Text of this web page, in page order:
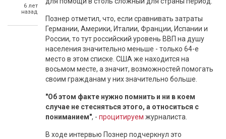
6 лет
назад
Познер отметил, что, если сравнивать затраты
Германии, Америки, Италии, Франции, Испании и
России, то тут российский уровень ВВП на душу
населения значительно меньше - только 64-е
место в этом списке. США же находится на
восьмом месте, а значит, возможностей помогать
своим гражданам у них значительно больше.
"Об этом факте нужно помнить и ни в коем
случае не стесняться этого, а относиться с
пониманием", - процитируем журналиста.
В ходе интервью Познер подчеркнул это